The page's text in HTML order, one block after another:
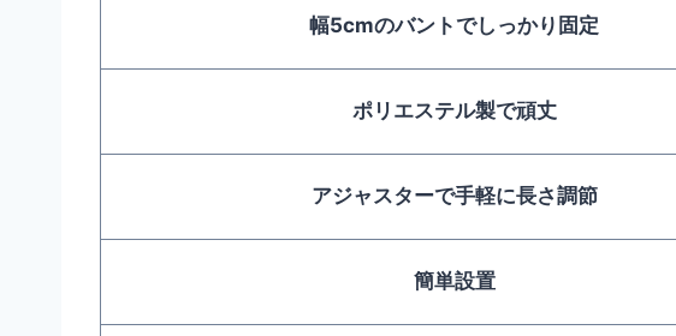
幅5cmのバントでしっかり固定
ポリエステル製で頑丈
アジャスターで手軽に長さ調節
簡単設置